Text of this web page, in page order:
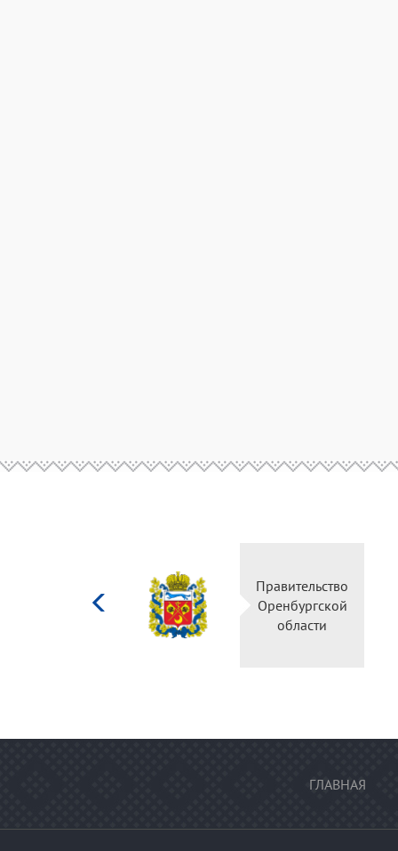
Министерство
культуры
Российской
федерации
ГЛАВНАЯ